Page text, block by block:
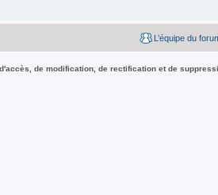
L’équipe du
de modification, de rectification et de